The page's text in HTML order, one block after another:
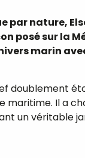
nature,
posé sur la
marin
doublement
Il a
un véritable